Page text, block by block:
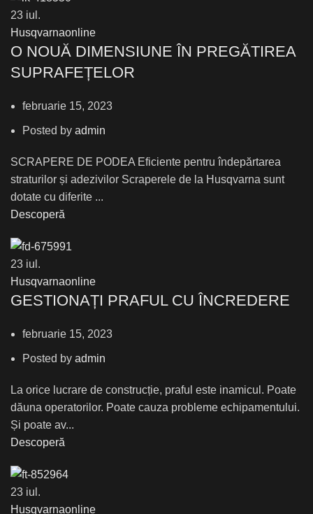
23 iul.
Husqvarnaonline
О NOUĂ DIMENSIUNE ÎN PREGĂTIREA
SUPRAFEȚELOR
februarie 15, 2023
Posted by admin
SCRAPERE DE PODEA Eficiente pentru îndepărtarea
straturilor și adezivilor Scraperele de la Husqvarna sunt
dotate cu diferite ...
Descoperă
23 iul.
Husqvarnaonline
GESTIONAȚI PRAFUL CU ÎNCREDERE
februarie 15, 2023
Posted by admin
La orice lucrare de construcție, praful este inamicul. Poate
dăuna operatorilor. Poate cauza probleme echipamentului.
Și poate av...
Descoperă
23 iul.
Husqvarnaonline